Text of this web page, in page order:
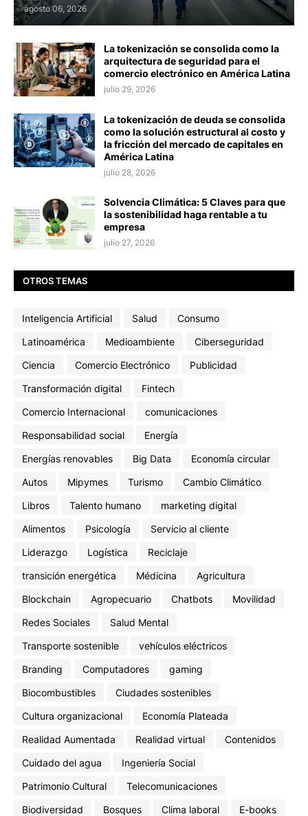
agosto 06, 2026
La tokenización se consolida como la
arquitectura de seguridad para el
comercio electrónico en América Latina
julio 29, 2026
La tokenización de deuda se consolida
como la solución estructural al costo y
la fricción del mercado de capitales en
América Latina
julio 28, 2026
Solvencia Climática: 5 Claves para que
la sostenibilidad haga rentable a tu
empresa
julio 27, 2026
OTROS TEMAS
Inteligencia Artificial Salud
Consumo
Latinoamérica
Medioambiente
Ciberseguridad
Ciencia
Comercio Electrónico
Publicidad
Transformación digital
Fintech
Comercio Internacional
comunicaciones
Responsabilidad social
Energía
Energías renovables
Big Data
Economía circular
Autos
Mipymes Turismo
Cambio Climático
Libros
Talento humano
marketing digital
Alimentos
Psicología
Servicio al cliente
Liderazgo
Logística
Reciclaje
transición energética
Médicina
Agricultura
Blockchain
Agropecuario Chatbots
Movilidad
Redes Sociales
Salud Mental
Transporte sostenible
vehículos eléctricos
Branding
Computadores
gaming
Biocombustibles
Ciudades sostenibles
Cultura organizacional
Economía Plateada
Realidad Aumentada
Realidad virtual
Contenidos
Cuidado del agua
Ingeniería Social
Patrimonio Cultural
Telecomunicaciones
Biodiversidad
Bosques Clima laboral
E-books